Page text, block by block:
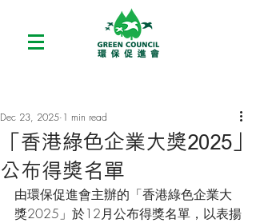
「香港綠色企業大獎2025」
公布得獎名單
Dec 23, 2025 1 min read
由環保促進會主辦的「香港綠色企業大
獎2025」於12月公布得獎名單，以表揚